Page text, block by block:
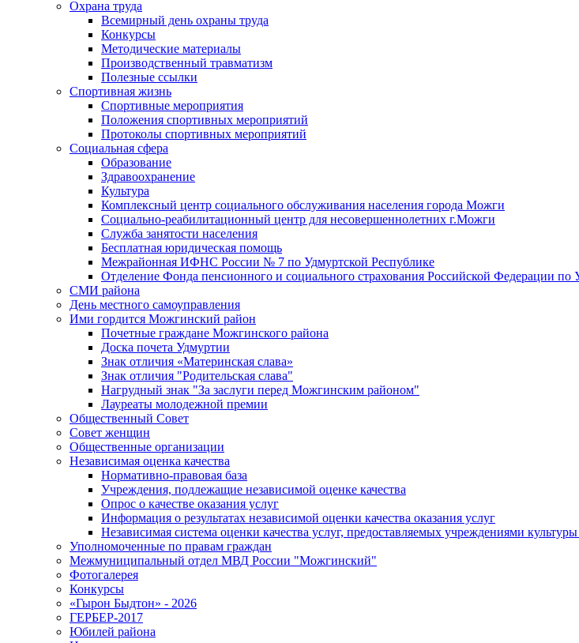
Охрана труда
Всемирный день охраны труда
Конкурсы
Методические материалы
Производственный травматизм
Полезные ссылки
Спортивная жизнь
Спортивные мероприятия
Положения спортивных мероприятий
Протоколы спортивных мероприятий
Социальная сфера
Образование
Здравоохранение
Культура
Комплексный центр социального обслуживания населения города Можги
Социально-реабилитационный центр для несовершеннолетних г.Можги
Служба занятости населения
Бесплатная юридическая помощь
Межрайонная ИФНС России № 7 по Удмуртской Республике
Отделение Фонда пенсионного и социального страхования Российской Федерации по
СМИ района
День местного самоуправления
Ими гордится Можгинский район
Почетные граждане Можгинского района
Доска почета Удмуртии
Знак отличия «Материнская слава»
Знак отличия "Родительская слава"
Нагрудный знак "За заслуги перед Можгинским районом"
Лауреаты молодежной премии
Общественный Совет
Совет женщин
Общественные организации
Независимая оценка качества
Нормативно-правовая база
Учреждения, подлежащие независимой оценке качества
Опрос о качестве оказания услуг
Информация о результатах независимой оценки качества оказания услуг
Независимая система оценки качества услуг, предоставляемых учреждениями культуры
Уполномоченные по правам граждан
Межмуниципальный отдел МВД России "Можгинский"
Фотогалерея
Конкурсы
«Гырон Быдтон» - 2026
ГЕРБЕР-2017
Юбилей района